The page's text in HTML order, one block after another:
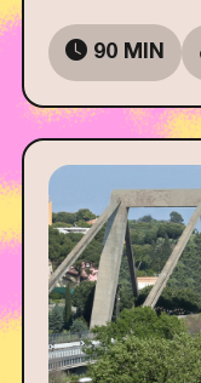
90 MIN